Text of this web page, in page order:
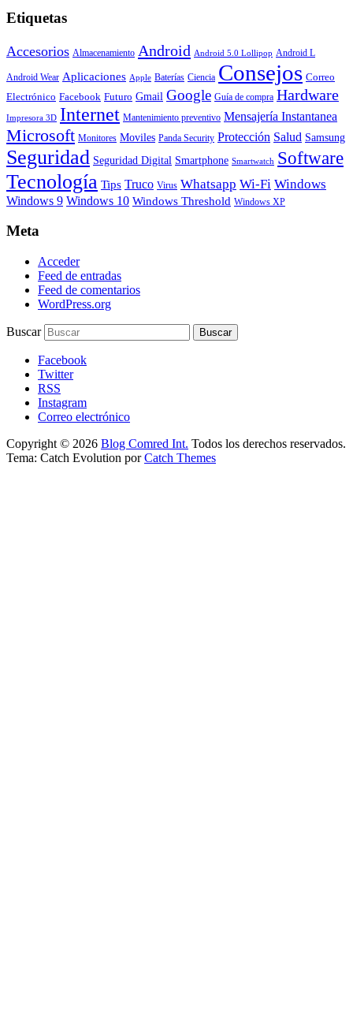
Etiquetas
Accesorios Almacenamiento Android Android 5.0 Lollipop Android L
Android Wear Aplicaciones Apple Baterías Ciencia Consejos Correo
Electrónico Facebook Futuro Gmail Google Guía de compra Hardware
Impresora 3D Internet Mantenimiento preventivo Mensajería Instantanea
Microsoft Monitores Moviles Panda Security Protección Salud Samsung
Seguridad Seguridad Digital Smartphone Smartwatch Software
Tecnología Tips Truco Virus Whatsapp Wi-Fi Windows
Windows 9 Windows 10 Windows Threshold Windows XP
Meta
Acceder
Feed de entradas
Feed de comentarios
WordPress.org
Buscar
Facebook
Twitter
RSS
Instagram
Correo electrónico
Copyright © 2026 Blog Comred Int. Todos los derechos reservados.
Tema: Catch Evolution porCatch Themes